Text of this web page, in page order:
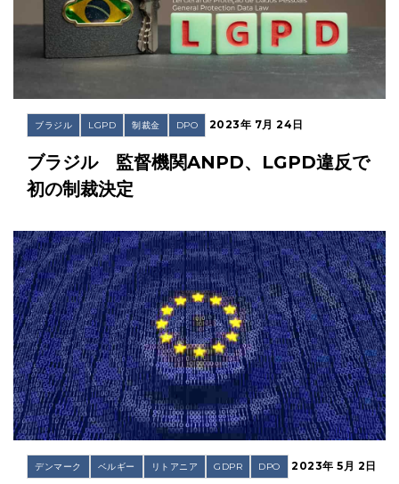
ブラジル LGPD 制裁金 DPO 2023年 7月 24日
ブラジル 監督機関ANPD、LGPD違反で
初の制裁決定
デンマーク ベルギー リトアニア GDPR DPO 2023年 5月 2日